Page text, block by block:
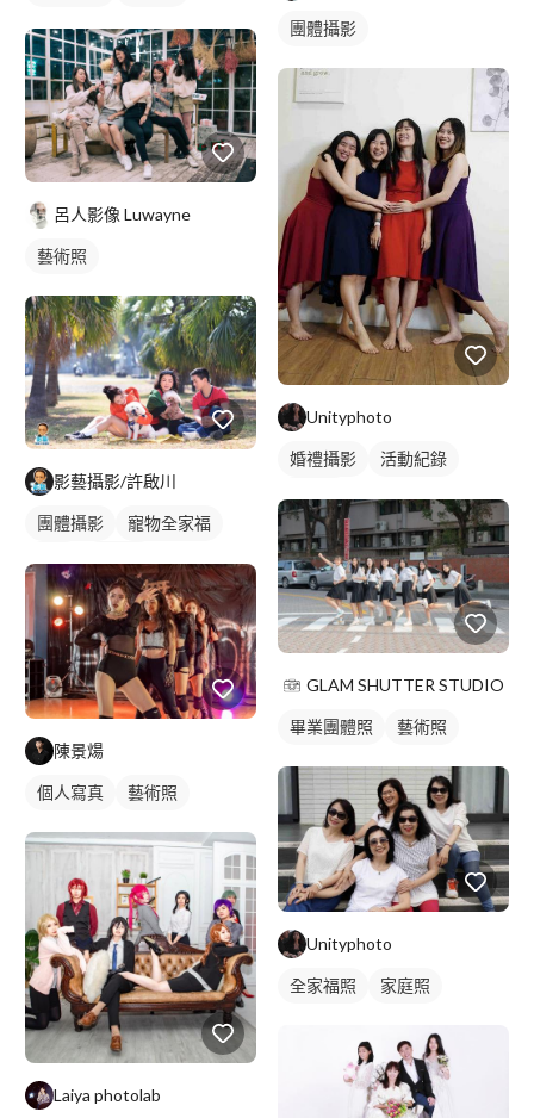
呂人影像 Luwayne
藝術照
影藝攝影/許啟川
團體攝影
寵物全家福
陳景煬
個人寫真 藝術照
Laiya photolab
團體攝影
Unityphoto
婚禮攝影
活動紀錄
GLAM SHUTTER STUDIO
畢業團體照 藝術照
Unityphoto
全家福照 家庭照